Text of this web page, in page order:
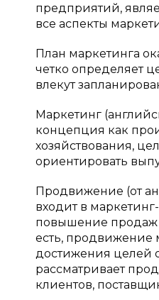
предприятий,
все аспекты
План маркетинга
четко определяет
влекут
Маркетинг
концепция как
хозяйствования,
ориентировать
Продвижение (от
входит в
повышение продаж
есть, продвижение
достижения целей
рассматривает
клиентов,